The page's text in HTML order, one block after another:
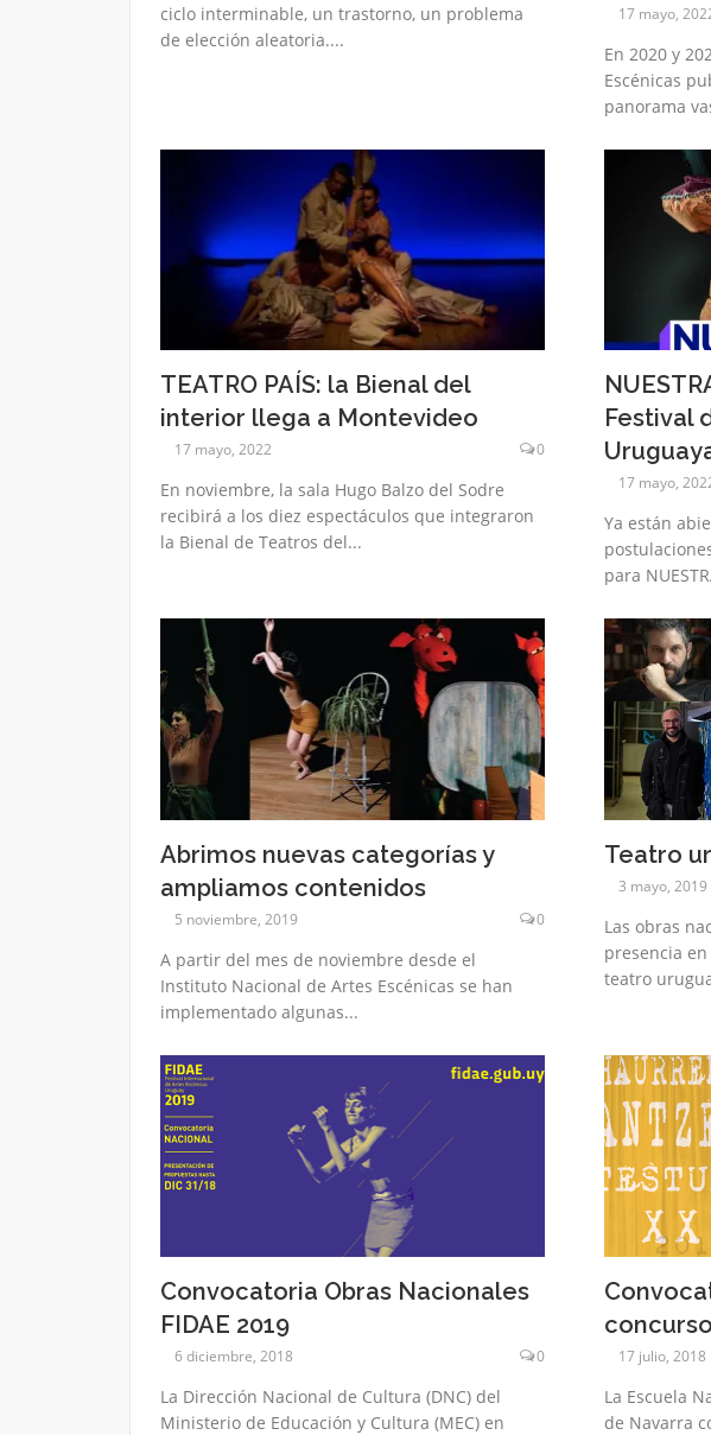
ciclo interminable, un trastorno, un problema
de elección aleatoria....
17 mayo,
En 2020 y
Escénicas
panorama
TEATRO PAÍS: la Bienal del
interior llega a Montevideo
17 mayo, 2022 0
En noviembre, la sala Hugo Balzo del Sodre
recibirá a los diez espectáculos que integraron
la Bienal de Teatros del...
Festival
17 mayo,
Ya están
para
Abrimos nuevas categorías y
ampliamos contenidos
5 noviembre, 2019 0
A partir del mes de noviembre desde el
Instituto Nacional de Artes Escénicas se han
implementado algunas...
Teatro
3 mayo, 2019
Las obras
presencia
teatro
Convocatoria Obras Nacionales
FIDAE 2019
6 diciembre, 2018 0
La Dirección Nacional de Cultura (DNC) del
Ministerio de Educación y Cultura (MEC) en
17 julio, 2018
La Escuela
de Navarra